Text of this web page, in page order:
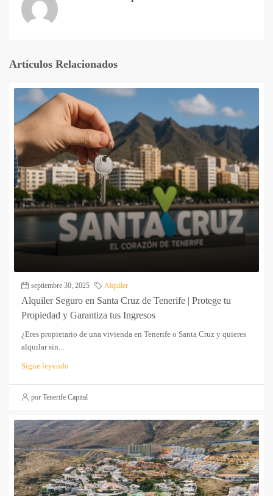
Artículos Relacionados
septiembre 30, 2025 Alquiler
Alquiler Seguro en Santa Cruz de Tenerife | Protege tu
Propiedad y Garantiza tus Ingresos
¿Eres propietario de una vivienda en Tenerife o Santa Cruz y quieres
alquilar sin...
Sigue leyendo
por Tenerife Capital